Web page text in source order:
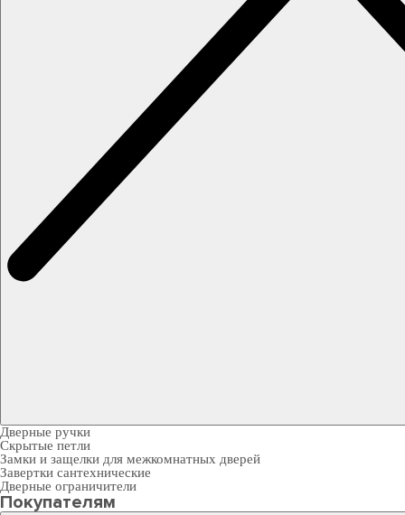
Дверные ручки
Скрытые петли
Замки и защелки для межкомнатных дверей
Завертки сантехнические
Дверные ограничители
Покупателям